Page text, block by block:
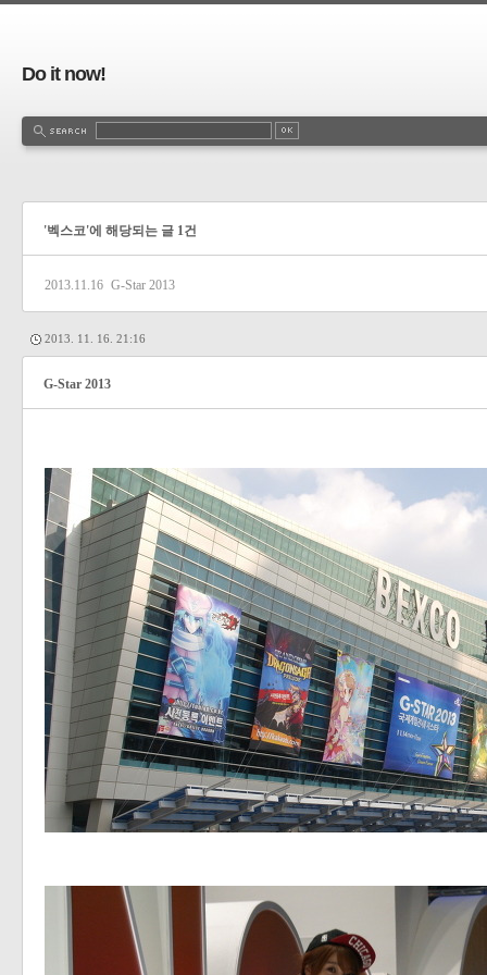
Do it now!
'벡스코'에 해당되는 글 1건
2013.11.16 G-Star 2013
2013. 11. 16. 21:16
G-Star 2013